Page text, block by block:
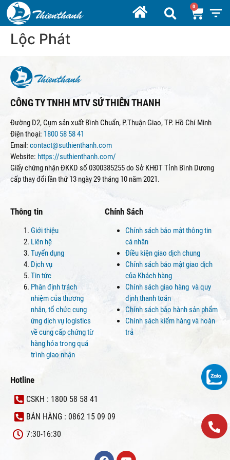
Lộc Phát
CÔNG TY TNHH MTV SỨ THIÊN THANH
Đường D2, Cụm sản xuất Bình Chuẩn, P.Thuận Giao, TP. Hồ Chí Minh
Điện thoại: 1800 58 58 41
Email: contact@suthienthanh.com
Website: https://suthienthanh.com/
Giấy chứng nhận ĐKKD số 0300385255 do Sở KHĐT Tỉnh Bình Dương
cấp thay đổi lần thứ 13 ngày 29 tháng 10 năm 2021.
Thông tin
Giới thiệu
Liên hệ
Tuyển dụng
Dịch vụ
Tin tức
Phân định trách
nhiệm của thương
nhân, tổ chức cung
ứng dịch vụ logistics
về cung cấp chứng từ
hàng hóa trong quá
trình giao nhận
Chính Sách
Chính sách bảo mật thông tin
cá nhân
Điều kiện giao dịch chung
Chính sách bảo mật giao dịch
của Khách hàng
Chính sách giao hàng và quy
định thanh toán
Chính sách bảo hành sản phẩm
Chính sách kiểm hàng và hoàn
trả
Hotline
CSKH : 1800 58 58 41
BÁN HÀNG : 0862 15 09 09
7:30-16:30